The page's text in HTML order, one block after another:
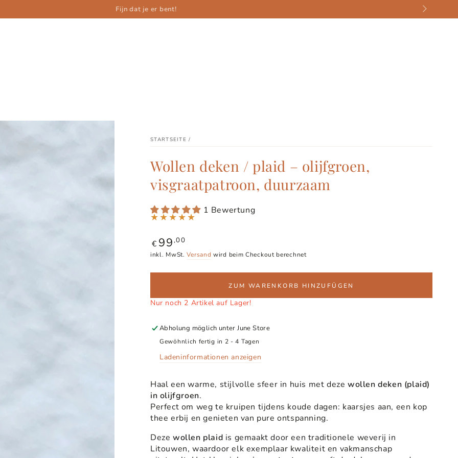
Fijn dat je er bent!
STARTSEITE /
Wollen deken / plaid – olijfgroen,
visgraatpatroon, duurzaam
1 Bewertung
Regulärer
Preis
€ 99 ,00
inkl. MwSt.Versand wird beim Checkout berechnet
ZUM WARENKORB HINZUFÜGEN
Nur noch 2 Artikel auf Lager!
Abholung möglich unterJune Store
Gewöhnlich fertig in 2 - 4 Tagen
Ladeninformationen anzeigen
Haal een warme, stijlvolle sfeer in huis met deze wollen deken (plaid)
in olijfgroen.
Perfect om weg te kruipen tijdens koude dagen: kaarsjes aan, een kop
thee erbij en genieten van pure ontspanning.
Deze wollen plaid is gemaakt door een traditionele weverij in
Litouwen, waardoor elk exemplaar kwaliteit en vakmanschap